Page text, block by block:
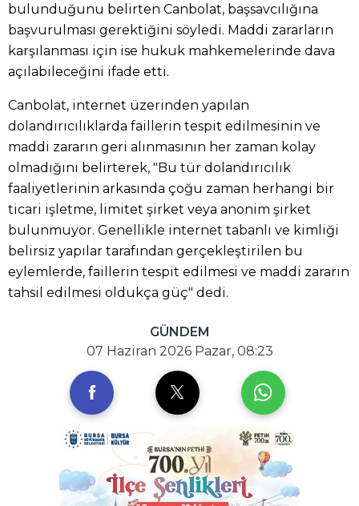
bulunduğunu belirten Canbolat, başsavcılığına
başvurulması gerektiğini söyledi. Maddi zararların
karşılanması için ise hukuk mahkemelerinde dava
açılabileceğini ifade etti.
Canbolat, internet üzerinden yapılan
dolandırıcılıklarda faillerin tespit edilmesinin ve
maddi zararın geri alınmasının her zaman kolay
olmadığını belirterek, "Bu tür dolandırıcılık
faaliyetlerinin arkasında çoğu zaman herhangi bir
ticari işletme, limitet şirket veya anonim şirket
bulunmuyor. Genellikle internet tabanlı ve kimliği
belirsiz yapılar tarafından gerçekleştirilen bu
eylemlerde, faillerin tespit edilmesi ve maddi zararın
tahsil edilmesi oldukça güç" dedi.
GÜNDEM
07 Haziran 2026 Pazar, 08:23